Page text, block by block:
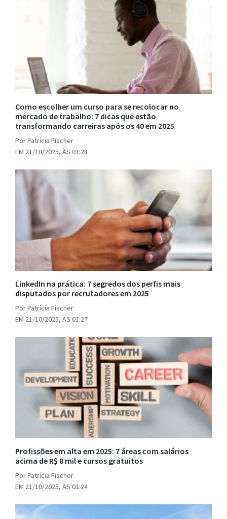
Como escolher um curso para se recolocar no
mercado de trabalho: 7 dicas que estão
transformando carreiras após os 40 em 2025
Por Patrícia Fischer
EM 21/10/2025, ÀS 01:28
LinkedIn na prática: 7 segredos dos perfis mais
disputados por recrutadores em 2025
Por Patrícia Fischer
EM 21/10/2025, ÀS 01:27
Profissões em alta em 2025: 7 áreas com salários
acima de R$ 8 mil e cursos gratuitos
Por Patrícia Fischer
EM 21/10/2025, ÀS 01:24